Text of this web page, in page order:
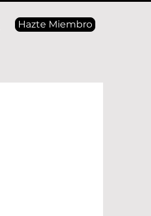
Hazte Miembro